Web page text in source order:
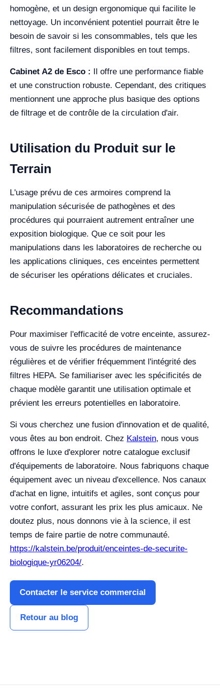
homogène, et un design ergonomique qui facilite le
nettoyage. Un inconvénient potentiel pourrait être le
besoin de savoir si les consommables, tels que les
filtres, sont facilement disponibles en tout temps.
Cabinet A2 de Esco : Il offre une performance fiable
et une construction robuste. Cependant, des critiques
mentionnent une approche plus basique des options
de filtrage et de contrôle de la circulation d'air.
Utilisation du Produit sur le
Terrain
L'usage prévu de ces armoires comprend la
manipulation sécurisée de pathogènes et des
procédures qui pourraient autrement entraîner une
exposition biologique. Que ce soit pour les
manipulations dans les laboratoires de recherche ou
les applications cliniques, ces enceintes permettent
de sécuriser les opérations délicates et cruciales.
Recommandations
Pour maximiser l'efficacité de votre enceinte, assurez-
vous de suivre les procédures de maintenance
régulières et de vérifier fréquemment l'intégrité des
filtres HEPA. Se familiariser avec les spécificités de
chaque modèle garantit une utilisation optimale et
prévient les erreurs potentielles en laboratoire.
Si vous cherchez une fusion d'innovation et de qualité,
vous êtes au bon endroit. Chez Kalstein, nous vous
offrons le luxe d'explorer notre catalogue exclusif
d'équipements de laboratoire. Nous fabriquons chaque
équipement avec un niveau d'excellence. Nos canaux
d'achat en ligne, intuitifs et agiles, sont conçus pour
votre confort, assurant les prix les plus amicaux. Ne
doutez plus, nous donnons vie à la science, il est
temps de faire partie de notre communauté.
https://kalstein.be/produit/enceintes-de-securite-
biologique-yr06204/.
Contacter le service commercial
Retour au blog